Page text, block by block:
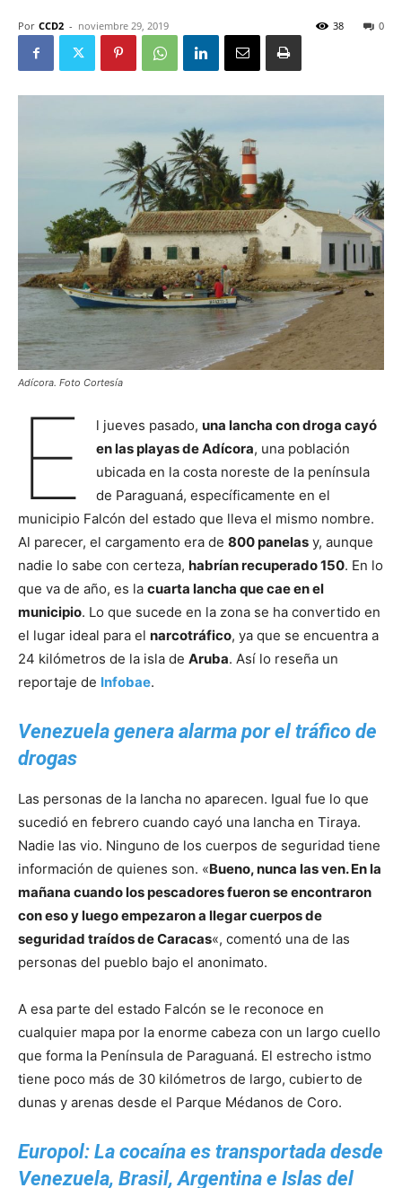
Por CCD2 - noviembre 29, 2019 0
38
Adícora. Foto Cortesía
E l jueves pasado, una lancha con droga cayó
en las playas de Adícora, una población
ubicada en la costa noreste de la península
de Paraguaná, específicamente en el
municipio Falcón del estado que lleva el mismo nombre.
Al parecer, el cargamento era de 800 panelas y, aunque
nadie lo sabe con certeza, habrían recuperado 150. En lo
que va de año, es la cuarta lancha que cae en el
municipio. Lo que sucede en la zona se ha convertido en
el lugar ideal para el narcotráfico, ya que se encuentra a
24 kilómetros de la isla de Aruba. Así lo reseña un
reportaje de Infobae.
Venezuela genera alarma por el tráfico de
drogas
Las personas de la lancha no aparecen. Igual fue lo que
sucedió en febrero cuando cayó una lancha en Tiraya.
Nadie las vio. Ninguno de los cuerpos de seguridad tiene
información de quienes son. «Bueno, nunca las ven. En la
mañana cuando los pescadores fueron se encontraron
con eso y luego empezaron a llegar cuerpos de
seguridad traídos de Caracas«, comentó una de las
personas del pueblo bajo el anonimato.
A esa parte del estado Falcón se le reconoce en
cualquier mapa por la enorme cabeza con un largo cuello
que forma la Península de Paraguaná. El estrecho istmo
tiene poco más de 30 kilómetros de largo, cubierto de
dunas y arenas desde el Parque Médanos de Coro.
Europol: La cocaína es transportada desde
Venezuela, Brasil, Argentina e Islas del